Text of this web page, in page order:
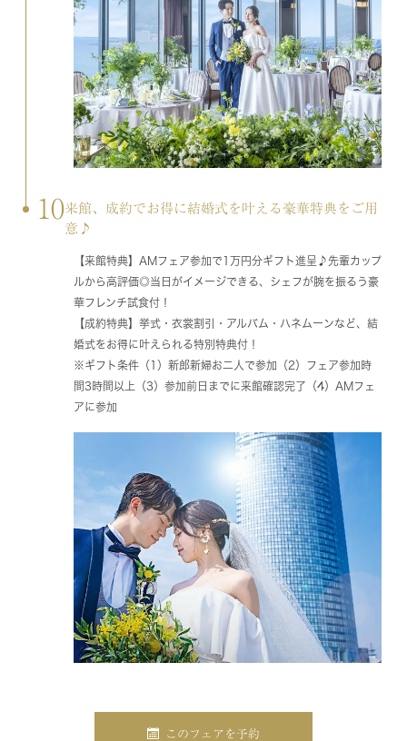
10来館、成約でお得に結婚式を叶える豪華特典をご用
意♪
【来館特典】AMフェア参加で1万円分ギフト進呈♪先輩カップ
ルから高評価◎当日がイメージできる、シェフが腕を振るう豪
華フレンチ試食付！
【成約特典】挙式・衣裳割引・アルバム・ハネムーンなど、結
婚式をお得に叶えられる特別特典付！
※ギフト条件（1）新郎新婦お二人で参加（2）フェア参加時
間3時間以上（3）参加前日までに来館確認完了（4）AMフェ
アに参加
このフェアを予約